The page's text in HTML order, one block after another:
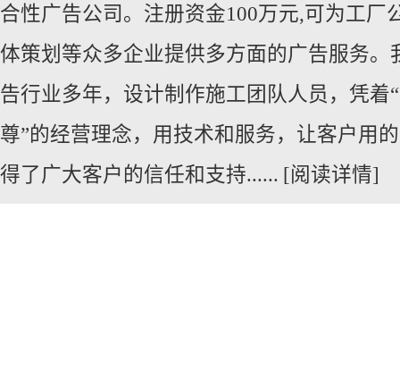
合性广告公司。注册资金100万元,可为工厂
体策划等众多企业提供多方面的广告服务。
告行业多年，设计制作施工团队人员，凭着
尊”的经营理念，用技术和服务，让客户用
得了广大客户的信任和支持...... [阅读详情]